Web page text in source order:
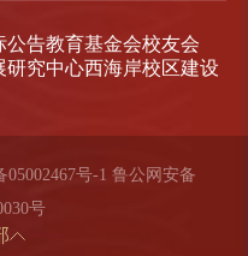
公告教育基金会校友会
研究中心西海岸校区建设
05002467号-1 鲁公网安备
号